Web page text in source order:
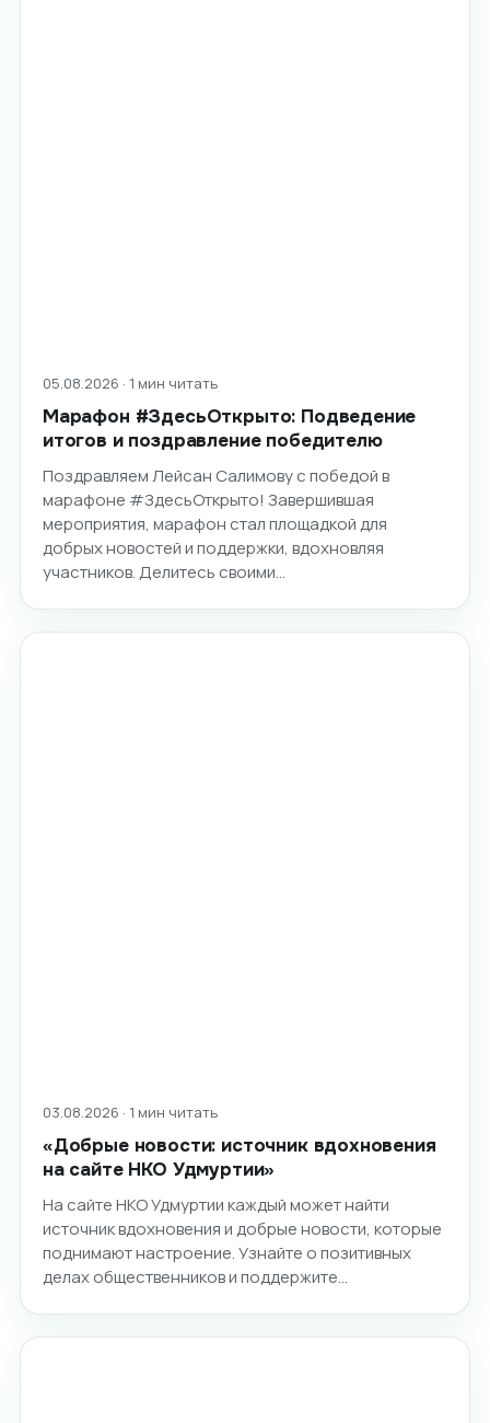
05.08.2026 · 1 мин читать
Марафон #ЗдесьОткрыто: Подведение
итогов и поздравление победителю
Поздравляем Лейсан Салимову с победой в
марафоне #ЗдесьОткрыто! Завершившая
мероприятия, марафон стал площадкой для
добрых новостей и поддержки, вдохновляя
участников. Делитесь своими…
03.08.2026 · 1 мин читать
«Добрые новости: источник вдохновения
на сайте НКО Удмуртии»
На сайте НКО Удмуртии каждый может найти
источник вдохновения и добрые новости, которые
поднимают настроение. Узнайте о позитивных
делах общественников и поддержите…